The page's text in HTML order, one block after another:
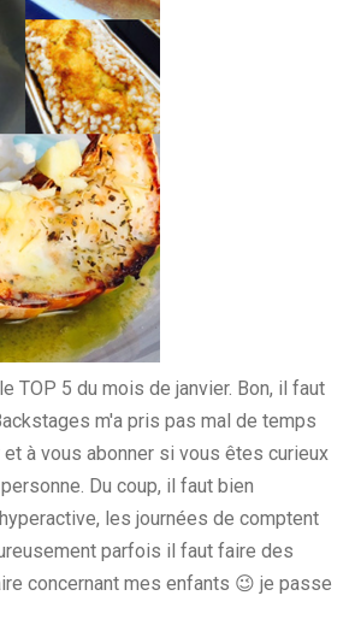
TOP 5 du mois de janvier. Bon, il faut
m'a pris pas mal de temps
à vous abonner si vous êtes curieux
Du coup, il faut bien
les journées de comptent
parfois il faut faire des
concernant mes enfants 😉 je passe